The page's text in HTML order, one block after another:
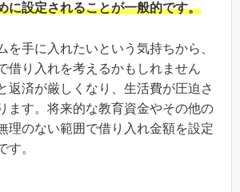
に設定されることが一般的です。
を手に入れたいという気持ちから、
借り入れを考えるかもしれません
返済が厳しくなり、生活費が圧迫さ
ます。将来的な教育資金やその他の
理のない範囲で借り入れ金額を設定
す。